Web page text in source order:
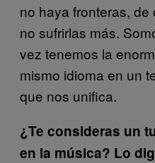
no haya fronteras,
no sufrirlas más.
vez tenemos la
mismo idioma en un
que nos unifica.
¿Te consideras un
en la música? Lo